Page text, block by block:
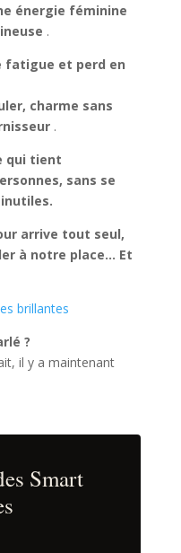
énergie féminine
.
fatigue et perd en
charme sans
.
qui tient
sans se
arrive tout seul,
à notre place… Et
brillantes
?
il y a maintenant
Smart